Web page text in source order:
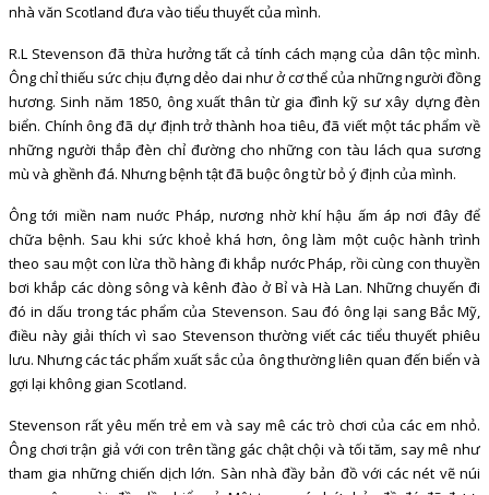
nhà văn Scotland đưa vào tiểu thuyết của mình.
R.L Stevenson đã thừa hưởng tất cả tính cách mạng của dân tộc mình.
Ông chỉ thiếu sức chịu đựng dẻo dai như ở cơ thể của những người đồng
hương. Sinh năm 1850, ông xuất thân từ gia đình kỹ sư xây dựng đèn
biển. Chính ông đã dự định trở thành hoa tiêu, đã viết một tác phẩm về
những người thắp đèn chỉ đường cho những con tàu lách qua sương
mù và ghềnh đá. Nhưng bệnh tật đã buộc ông từ bỏ ý định của mình.
Ông tới miền nam nuớc Pháp, nương nhờ khí hậu ấm áp nơi đây để
chữa bệnh. Sau khi sức khoẻ khá hơn, ông làm một cuộc hành trình
theo sau một con lừa thồ hàng đi khắp nước Pháp, rồi cùng con thuyền
bơi khắp các dòng sông và kênh đào ở Bỉ và Hà Lan. Những chuyến đi
đó in dấu trong tác phẩm của Stevenson. Sau đó ông lại sang Bắc Mỹ,
điều này giải thích vì sao Stevenson thường viết các tiểu thuyết phiêu
lưu. Nhưng các tác phẩm xuất sắc của ông thường liên quan đến biển và
gợi lại không gian Scotland.
Stevenson rất yêu mến trẻ em và say mê các trò chơi của các em nhỏ.
Ông chơi trận giả với con trên tầng gác chật chội và tối tăm, say mê như
tham gia những chiến dịch lớn. Sàn nhà đầy bản đồ với các nét vẽ núi